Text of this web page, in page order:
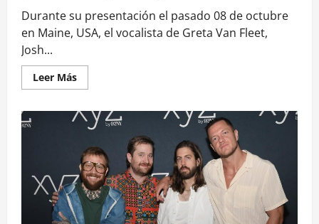
Durante su presentación el pasado 08 de octubre
en Maine, USA, el vocalista de Greta Van Fleet,
Josh...
Leer MásLeer
más
Josh
Kiszka,
de
Greta
Van
Fleet
sufre
rotura
de
tímpano